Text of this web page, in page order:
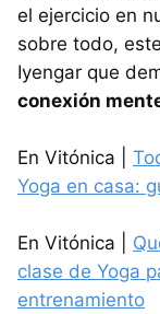
el ejercicio en
sobre todo,
Iyengar que
conexión
En Vitónica |
Yoga en casa:
En Vitónica |
clase de Yoga
entrenamiento